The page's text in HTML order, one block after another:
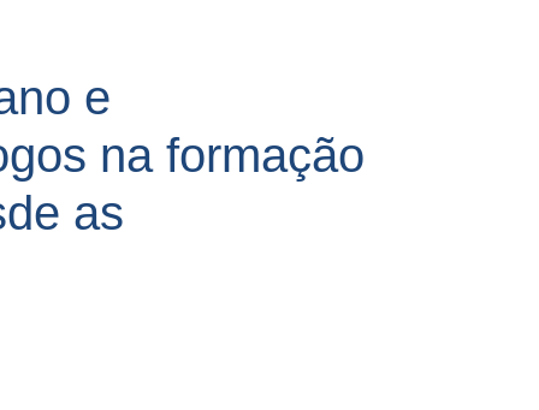
e
na formação
as